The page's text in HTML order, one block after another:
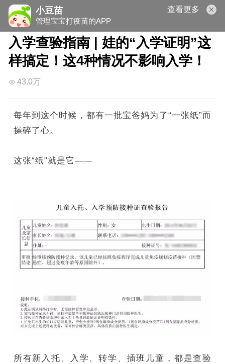
入学查验指南 | 娃的“入学证明”这
样搞定！这4种情况不影响入学！
43.0万
每年到这个时候，都有一批宝爸妈为了“一张纸”而
操碎了心。
这张“纸”就是它——
所有新入托、入学、转学、插班儿童，都是查验
小豆苗
管理宝宝打疫苗的APP
查看更多